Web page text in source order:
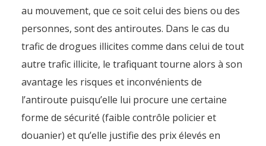
au mouvement, que ce soit celui des biens ou des
personnes, sont des antiroutes. Dans le cas du
trafic de drogues illicites comme dans celui de tout
autre trafic illicite, le trafiquant tourne alors à son
avantage les risques et inconvénients de
l’antiroute puisqu’elle lui procure une certaine
forme de sécurité (faible contrôle policier et
douanier) et qu’elle justifie des prix élevés en